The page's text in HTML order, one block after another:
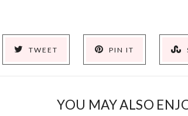
TWEET PIN IT
YOU MAY ALSO